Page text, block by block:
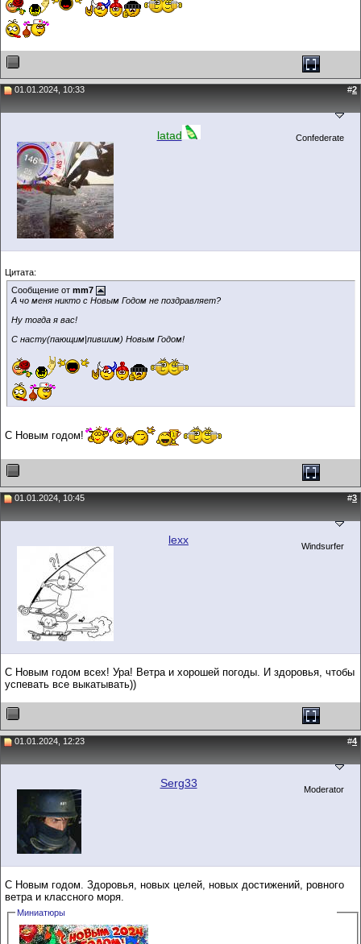
01.01.2024, 10:33 #2
latad Confederate
Цитата:
Сообщение от mm7
А чо меня никто с Новым Годом не поздравляет?
Ну тогда я вас!
С насту(пающим|пившим) Новым Годом!
С Новым годом!
01.01.2024, 10:45 #3
lexx Windsurfer
С Новым годом всех! Ура! Ветра и хорошей погоды. И здоровья, чтобы
успевать все выкатывать))
01.01.2024, 12:23 #4
Serg33 Moderator
С Новым годом. Здоровья, новых целей, новых достижений, ровного
ветра и классного моря.
Миниатюры